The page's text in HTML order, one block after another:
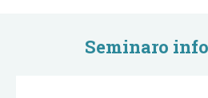
Seminaro